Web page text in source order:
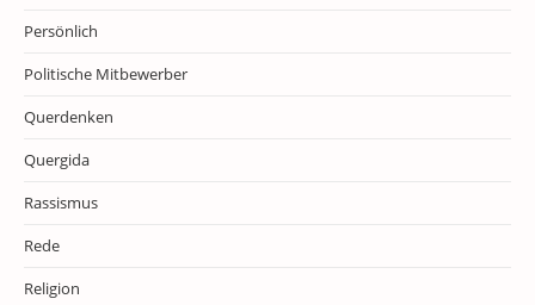
Persönlich
Politische Mitbewerber
Querdenken
Quergida
Rassismus
Rede
Religion